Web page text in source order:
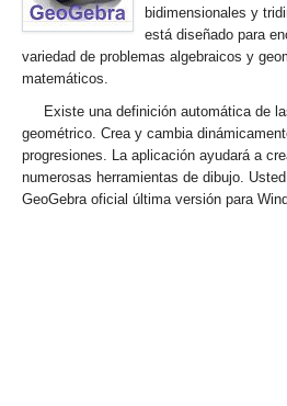
bidimensionales y
está diseñado para
variedad de problemas algebraicos y
matemáticos.
Existe una definición automática de
geométrico. Crea y cambia
progresiones. La aplicación ayudará a
numerosas herramientas de dibujo.
GeoGebra oficial última versión para